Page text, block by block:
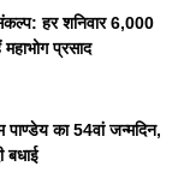
हर शनिवार 6,000
प्रसाद
पाण्डेय का 54वां जन्मदिन,
बधाई